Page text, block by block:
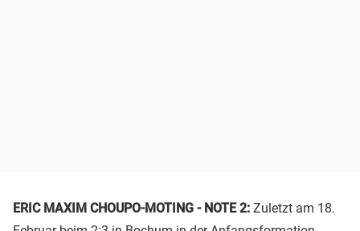
ERIC MAXIM CHOUPO-MOTING - NOTE 2: Zuletzt am 18.